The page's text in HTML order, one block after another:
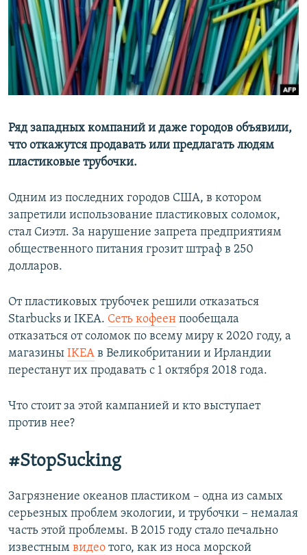
ПОБЕДИТЕЛЕЙ НЕ СУДЯТ?
КРЫМ.НЕПОКОРЕННЫЙ
ELIFBE
УКРАИНСКАЯ ПРОБЛЕМА КРЫМА
ПРИСОЕДИНЯЙТЕСЬ!
Ряд западных компаний и даже городов объявили,
что откажутся продавать или предлагать людям
пластиковые трубочки.
Одним из последних городов США, в котором
запретили использование пластиковых соломок,
стал Сиэтл. За нарушение запрета предприятиям
общественного питания грозит штраф в 250
долларов.
От пластиковых трубочек решили отказаться
Starbucks и IKEA. Сеть кофеен пообещала
отказаться от соломок по всему миру к 2020 году, а
магазины IKEA в Великобритании и Ирландии
перестанут их продавать с 1 октября 2018 года.
Что стоит за этой кампанией и кто выступает
против нее?
#StopSucking​
Загрязнение океанов пластиком – одна из самых
серьезных проблем экологии, и трубочки – немалая
часть этой проблемы. В 2015 году стало печально
известным видео того, как из носа морской